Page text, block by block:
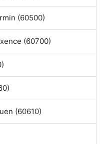
(60500)
(60700)
(60610)